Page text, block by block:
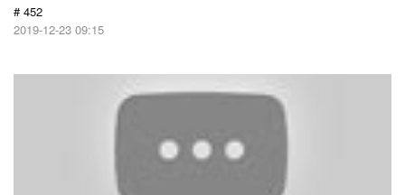
# 452
2019-12-23 09:15